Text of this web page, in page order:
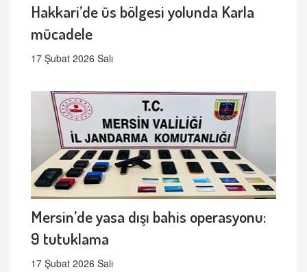
Hakkari’de üs bölgesi yolunda Karla
mücadele
17 Şubat 2026 Salı
Mersin’de yasa dışı bahis operasyonu:
9 tutuklama
17 Şubat 2026 Salı